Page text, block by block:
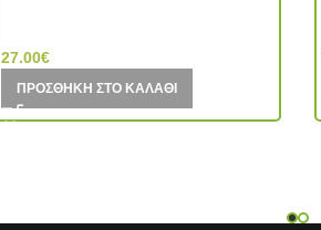
27.00€
ΠΡΟΣΘΉΚΗ ΣΤΟ ΚΑΛΆΘΙ